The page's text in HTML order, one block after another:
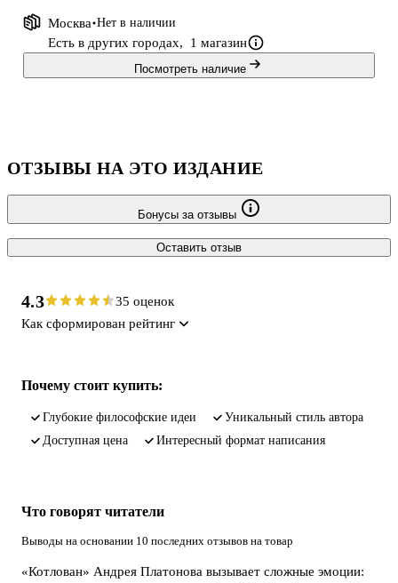
оценены по достоинству при жизни писателя: они повергались
идеологической критике,
Москва Нет в наличии
Есть в других городах, 1 магазин
Посмотреть наличие
ОТЗЫВЫ НА ЭТО ИЗДАНИЕ
Бонусы за отзывы
Оставить отзыв
4.3
35 оценок
Как сформирован рейтинг
Почему стоит купить:
глубокие философские идеи
уникальный стиль автора
доступная цена
интересный формат написания
Что говорят читатели
Выводы на основании 10 последних отзывов на товар
«Котлован» Андрея Платонова вызывает сложные эмоции: